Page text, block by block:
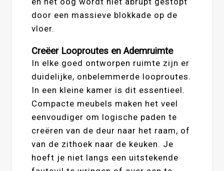
door een massieve blokkade op de
vloer.
Creëer Looproutes en Ademruimte
In elke goed ontworpen ruimte zijn er
duidelijke, onbelemmerde looproutes.
In een kleine kamer is dit essentieel.
Compacte meubels maken het veel
eenvoudiger om logische paden te
creëren van de deur naar het raam, of
van de zithoek naar de keuken. Je
hoeft je niet langs een uitstekende